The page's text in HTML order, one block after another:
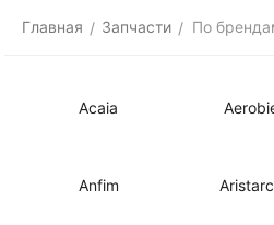
Главная / Запчасти / По
Acaia
Anfim